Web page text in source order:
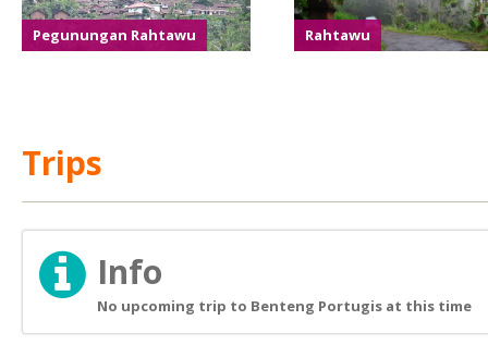
Pegunungan Rahtawu Rahtawu
Trips
Info
No upcoming trip to Benteng Portugis at this time